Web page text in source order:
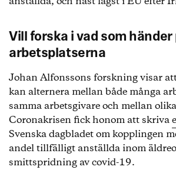
Vill forska i vad som händer
arbetsplatserna
Johan Alfonssons forskning visar
kan alternera mellan både många
samma arbetsgivare och mellan
Coronakrisen fick honom att skriva
Svenska dagbladet om kopplingen
andel tillfälligt anställda inom
smittspridning av covid-19.